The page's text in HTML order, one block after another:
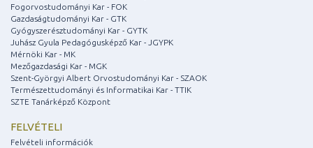
Fogorvostudományi Kar - FOK
Gazdaságtudományi Kar - GTK
Gyógyszerésztudományi Kar - GYTK
Juhász Gyula Pedagógusképző Kar - JGYPK
Mérnöki Kar - MK
Mezőgazdasági Kar - MGK
Szent-Györgyi Albert Orvostudományi Kar - SZAOK
Természettudományi és Informatikai Kar - TTIK
SZTE Tanárképző Központ
FELVÉTELI
Felvételi információk